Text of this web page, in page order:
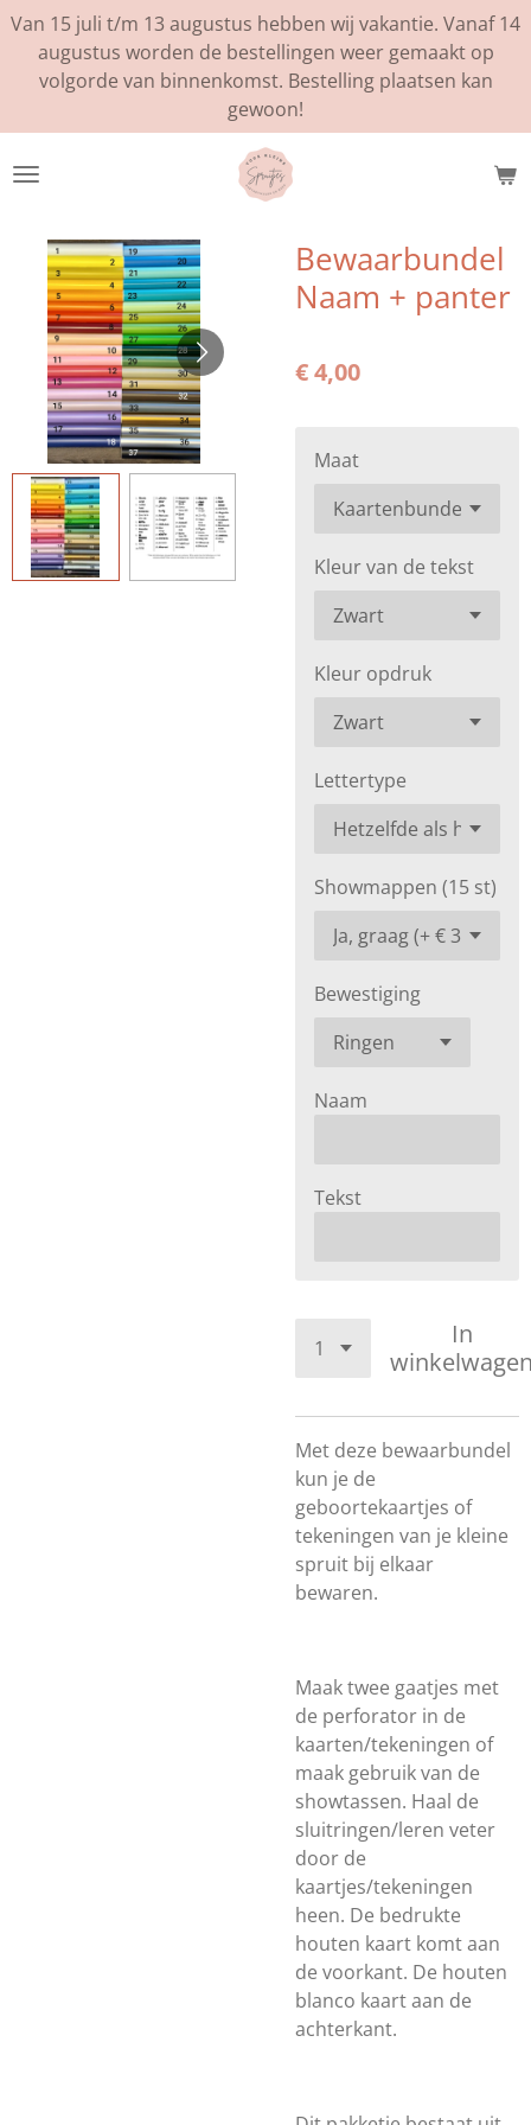
Ga
direct
naar
hoofdinhoud
Van 15 juli t/m 13 augustus hebben wij vakantie. Vanaf 14
augustus worden de bestellingen weer gemaakt op
volgorde van binnenkomst. Bestelling plaatsen kan
gewoon!
Bewaarbundel
Naam + panter
€ 4,00
Maat
Kleur van de tekst
Kleur opdruk
Lettertype
Showmappen (15 st)
Bewestiging
Naam
Tekst
In
Met deze bewaarbundel
kun je de
geboortekaartjes of
tekeningen van je kleine
spruit bij elkaar
bewaren.
Maak twee gaatjes met
de perforator in de
kaarten/tekeningen of
maak gebruik van de
showtassen. Haal de
sluitringen/leren veter
door de
kaartjes/tekeningen
heen. De bedrukte
houten kaart komt aan
de voorkant. De houten
blanco kaart aan de
achterkant.